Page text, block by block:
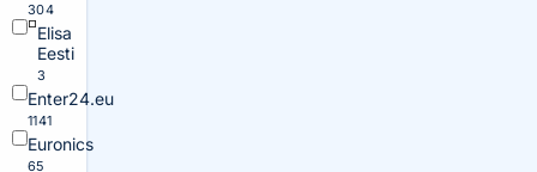
304
Elisa
Eesti
3
Enter24.eu
1141
Euronics
65